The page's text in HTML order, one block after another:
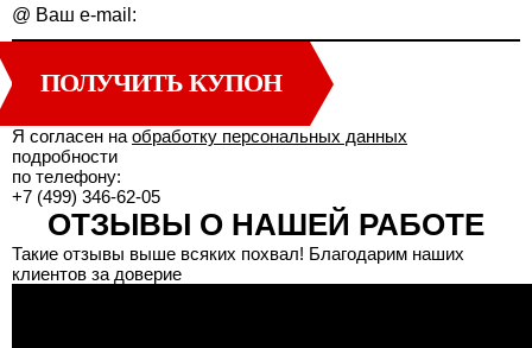
@ Ваш e-mail:
ПОЛУЧИТЬ КУПОН
Я согласен на обработку персональных данных
подробности
по телефону:
+7 (499) 346-62-05
ОТЗЫВЫ О НАШЕЙ РАБОТЕ
Такие отзывы выше всяких похвал! Благодарим наших
клиентов за доверие